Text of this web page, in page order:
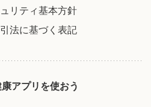
リティ基本方針
法に基づく表記
アプリを使おう